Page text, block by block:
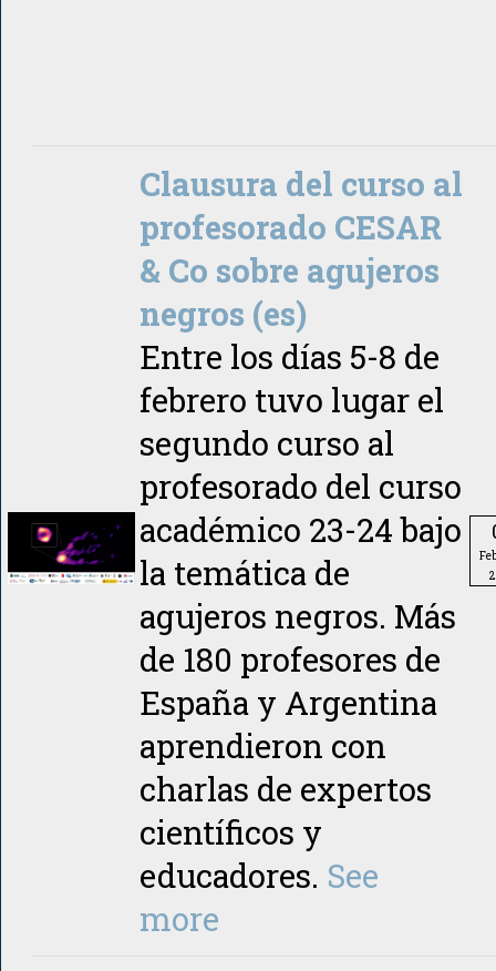
Clausura del curso al
profesorado CESAR
& Co sobre agujeros
negros (es)
Entre los días 5-8 de
febrero tuvo lugar el
segundo curso al
profesorado del curso
académico 23-24 bajo
la temática de
agujeros negros. Más
de 180 profesores de
España y Argentina
aprendieron con
charlas de expertos
científicos y
educadores. See
more